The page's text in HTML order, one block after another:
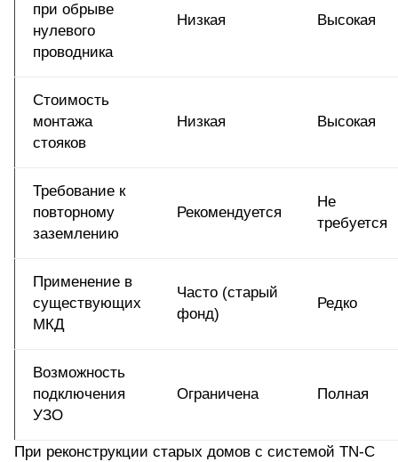
при обрыве
нулевого
проводника
Низкая Высокая
Стоимость
монтажа
стояков
Низкая Высокая
Требование к
повторному
заземлению
Рекомендуется
Не
требуется
Применение в
существующих
МКД
Часто (старый
фонд)
Редко
Возможность
подключения
УЗО
Ограничена Полная
При реконструкции старых домов с системой TN-C